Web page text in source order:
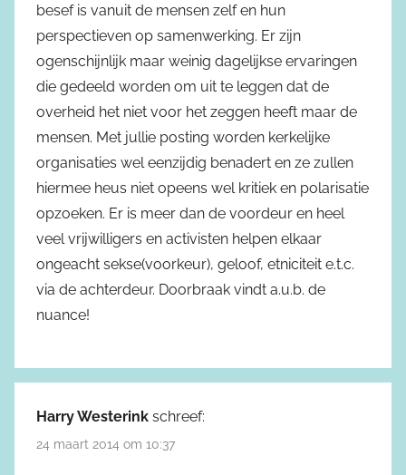
besef is vanuit de mensen zelf en hun
perspectieven op samenwerking. Er zijn
ogenschijnlijk maar weinig dagelijkse ervaringen
die gedeeld worden om uit te leggen dat de
overheid het niet voor het zeggen heeft maar de
mensen. Met jullie posting worden kerkelijke
organisaties wel eenzijdig benadert en ze zullen
hiermee heus niet opeens wel kritiek en polarisatie
opzoeken. Er is meer dan de voordeur en heel
veel vrijwilligers en activisten helpen elkaar
ongeacht sekse(voorkeur), geloof, etniciteit e.t.c.
via de achterdeur. Doorbraak vindt a.u.b. de
nuance!
Harry Westerink schreef:
24 maart 2014 om 10:37